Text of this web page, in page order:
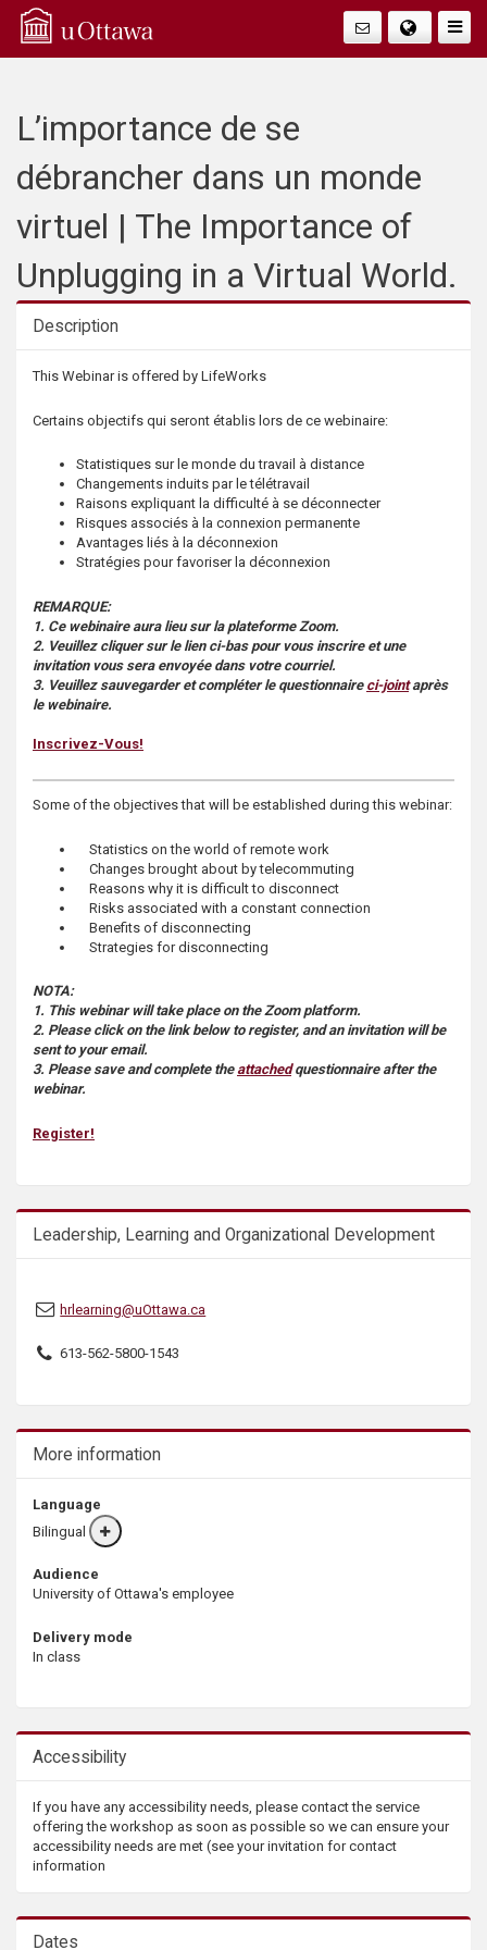
Q
A
L’importance de se
débrancher dans un monde
virtuel | The Importance of
Unplugging in a Virtual World.
Description
Description
This Webinar is offered by LifeWorks
Certains objectifs qui seront établis lors de ce webinaire:
Statistiques sur le monde du travail à distance
Changements induits par le télétravail
Raisons expliquant la difficulté à se déconnecter
Risques associés à la connexion permanente
Avantages liés à la déconnexion
Stratégies pour favoriser la déconnexion
REMARQUE:
1. Ce webinaire aura lieu sur la plateforme Zoom.
2. Veuillez cliquer sur le lien ci-bas pour vous inscrire et une
invitation vous sera envoyée dans votre courriel.
3. Veuillez sauvegarder et compléter le questionnaire ci-jointaprès
le webinaire.
Inscrivez-Vous!
Some of the objectives that will be established during this webinar:
Statistics on the world of remote work
Changes brought about by telecommuting
Reasons why it is difficult to disconnect
Risks associated with a constant connection
Benefits of disconnecting
Strategies for disconnecting
NOTA:
1. This webinar will take place on the Zoom platform.
2. Please click on the link below to register, and an invitation will be
sent to your email.
3. Please save and complete theattachedquestionnaire after the
webinar.
Register!
Leadership, Learning and Organizational Development
hrlearning@uOttawa.ca
613-562-5800-1543
More information
Language
Bilingual
More
info
Audience
University of Ottawa's employee
Delivery mode
In class
Accessibility
If you have any accessibility needs, please contact the service
offering the workshop as soon as possible so we can ensure your
accessibility needs are met (see your invitation for contact
information
Dates